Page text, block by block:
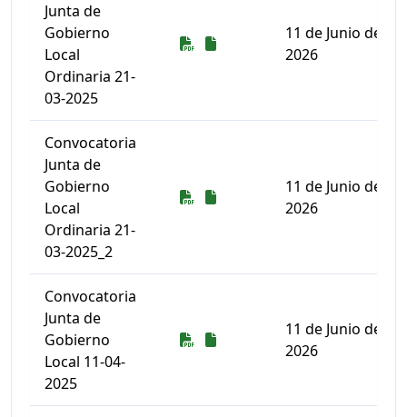
Junta de
Gobierno
Local
Ordinaria 21-
03-2025
Descarga
Descarga
11 de Junio de
2026
Convocatoria
Junta de
Gobierno
Local
Ordinaria 21-
03-2025_2
Descarga
Descarga
11 de Junio de
2026
Convocatoria
Junta de
Gobierno
Local 11-04-
2025
Descarga
Descarga
11 de Junio de
2026